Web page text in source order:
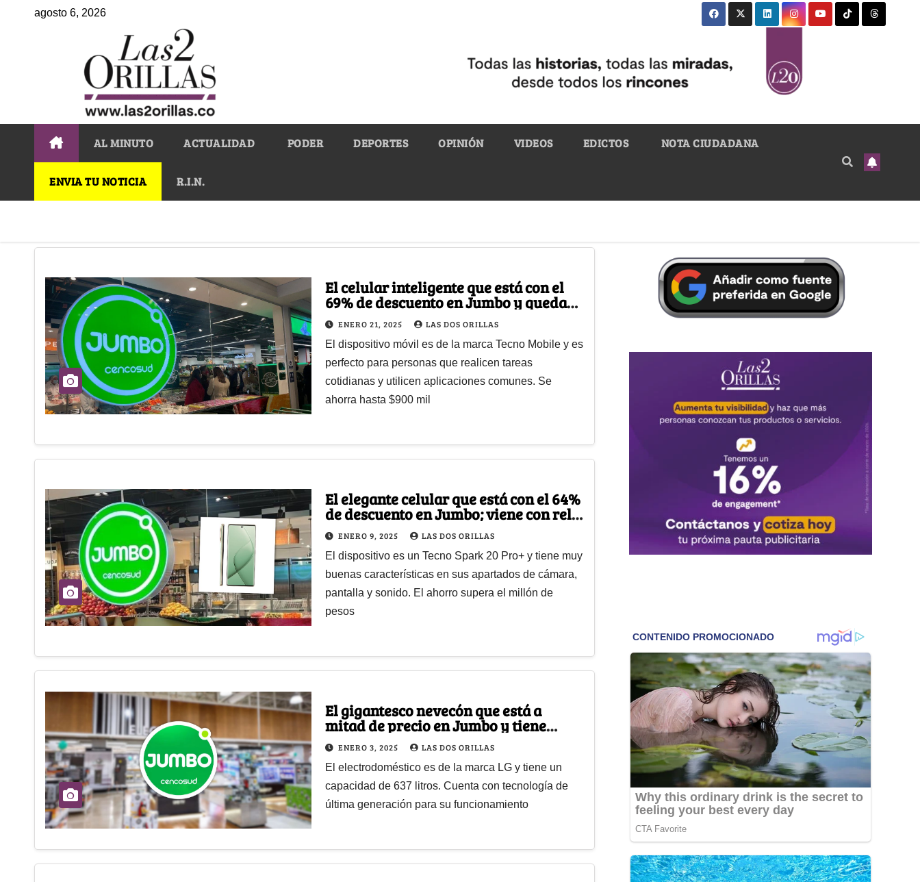
agosto 6, 2026
AL MINUTO ACTUALIDAD PODER DEPORTES OPINIÓN VIDEOS EDICTOS NOTA CIUDADANA
ENVIA TU NOTICIA R.I.N.
El celular inteligente que está con el
69% de descuento en Jumbo y queda
por menos de $400 mil
ENERO 21, 2025 LAS DOS ORILLAS
El dispositivo móvil es de la marca Tecno Mobile y es
perfecto para personas que realicen tareas
cotidianas y utilicen aplicaciones comunes. Se
ahorra hasta $900 mil
El elegante celular que está con el 64%
de descuento en Jumbo; viene con reloj
inteligente gratis
ENERO 9, 2025 LAS DOS ORILLAS
El dispositivo es un Tecno Spark 20 Pro+ y tiene muy
buenas características en sus apartados de cámara,
pantalla y sonido. El ahorro supera el millón de
pesos
El gigantesco nevecón que está a
mitad de precio en Jumbo y tiene
envío gratis
ENERO 3, 2025 LAS DOS ORILLAS
El electrodoméstico es de la marca LG y tiene un
capacidad de 637 litros. Cuenta con tecnología de
última generación para su funcionamiento